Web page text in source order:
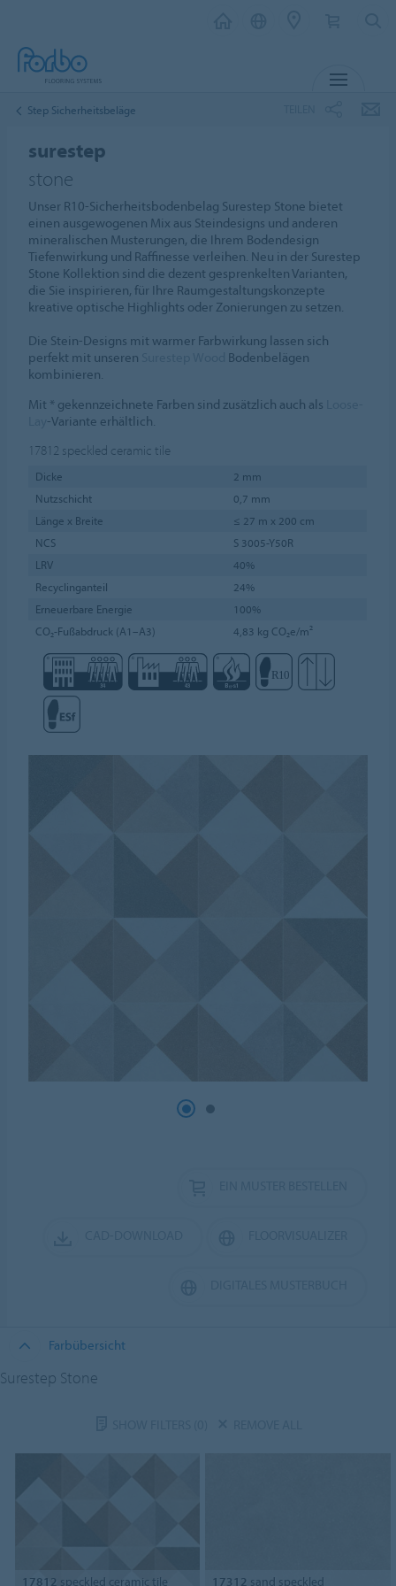
Step Sicherheitsbeläge
surestep
stone
Unser R10-Sicherheitsbodenbelag Surestep Stone bietet
einen ausgewogenen Mix aus Steindesigns und anderen
mineralischen Musterungen, die Ihrem Bodendesign
Tiefenwirkung und Raffinesse verleihen. Neu in der Surestep
Stone Kollektion sind die dezent gesprenkelten Varianten,
die Sie inspirieren, für Ihre Raumgestaltungskonzepte
kreative optische Highlights oder Zonierungen zu setzen.
Die Stein-Designs mit warmer Farbwirkung lassen sich
perfekt mit unseren
Bodenbelägen
kombinieren.
Mit * gekennzeichnete Farben sind zusätzlich auch als
-Variante erhältlich.
17812 speckled ceramic tile
Dicke
2 mm
Nutzschicht
0,7 mm
Länge x Breite
≤ 27 m x 200 cm
NCS
S 3005-Y50R
LRV
40%
Recyclinganteil
24%
Erneuerbare Energie
100%
CO₂-Fußabdruck (A1–A3)
4,83 kg CO₂e/m²
Farbübersicht
Surestep Stone
17812 speckled ceramic tile 17312 sand speckled